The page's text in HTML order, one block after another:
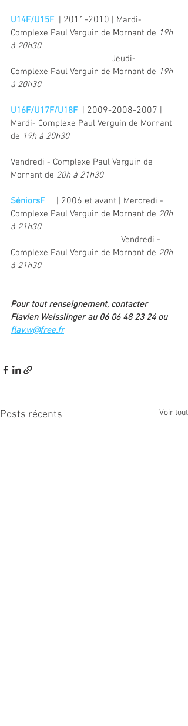
U14F/U15F 2011-2010 | Mardi-
Complexe Paul Verguin de Mornant de 19h
à 20h30
Jeudi-
Complexe Paul Verguin de Mornant de 19h
à 20h30
U16F/U17F/U18F 2009-2008-2007
Mardi- Complexe Paul Verguin de Mornant
de 19h à 20h30
Vendredi - Complexe Paul Verguin de
Mornant de 20h à 21h30
SéniorsF 2006 et avant | Mercredi -
Complexe Paul Verguin de Mornant de 20h
à 21h30
Vendredi -
Complexe Paul Verguin de Mornant de 20h
à 21h30
Pour tout renseignement, contacter
Flavien Weisslinger au 06 06 48 23 24 ou
flav.w@free.fr
Posts récents Voir tout